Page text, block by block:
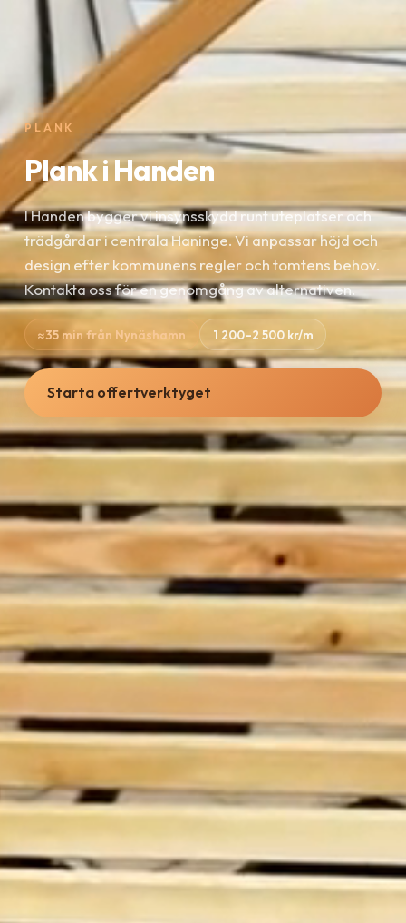
PLANK
Plank i Handen
I Handen bygger vi insynsskydd runt uteplatser och
trädgårdar i centrala Haninge. Vi anpassar höjd och
design efter kommunens regler och tomtens behov.
Kontakta oss för en genomgång av alternativen.
≈35 min från Nynäshamn 1 200–2 500 kr/m
Starta offertverktyget